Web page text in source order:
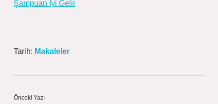
Şampuan Iyi Gelir
Tarih: Makaleler
Önceki Yazı